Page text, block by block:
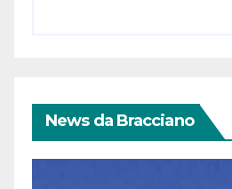
News da Bracciano